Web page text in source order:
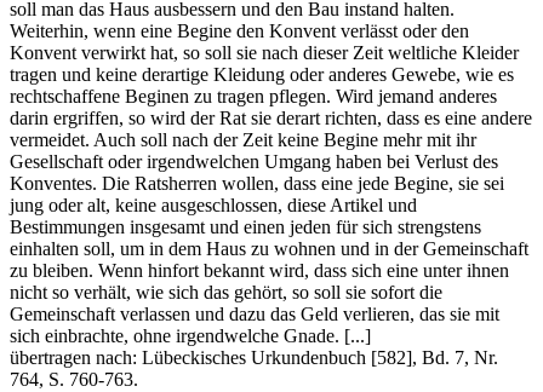
soll man das Haus ausbessern und den Bau instand halten.
Weiterhin, wenn eine Begine den Konvent verlässt oder den
Konvent verwirkt hat, so soll sie nach dieser Zeit weltliche Kleider
tragen und keine derartige Kleidung oder anderes Gewebe, wie es
rechtschaffene Beginen zu tragen pflegen. Wird jemand anderes
darin ergriffen, so wird der Rat sie derart richten, dass es eine andere
vermeidet. Auch soll nach der Zeit keine Begine mehr mit ihr
Gesellschaft oder irgendwelchen Umgang haben bei Verlust des
Konventes. Die Ratsherren wollen, dass eine jede Begine, sie sei
jung oder alt, keine ausgeschlossen, diese Artikel und
Bestimmungen insgesamt und einen jeden für sich strengstens
einhalten soll, um in dem Haus zu wohnen und in der Gemeinschaft
zu bleiben. Wenn hinfort bekannt wird, dass sich eine unter ihnen
nicht so verhält, wie sich das gehört, so soll sie sofort die
Gemeinschaft verlassen und dazu das Geld verlieren, das sie mit
sich einbrachte, ohne irgendwelche Gnade. [...]
übertragen nach: Lübeckisches Urkundenbuch [582], Bd. 7, Nr.
764, S. 760-763.